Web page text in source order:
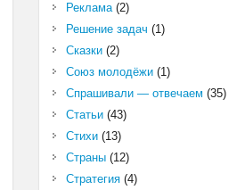
Реклама(2)
Решение задач (1)
Сказки(2)
Союз молодёжи(1)
Спрашивали — отвечаем (35)
Статьи(43)
Стихи(13)
Страны(12)
Стратегия(4)